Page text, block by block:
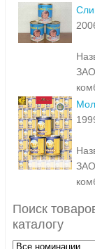
ЗАО
ЗАО
Поиск
каталогу